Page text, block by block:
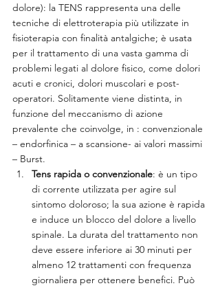
dolore): la TENS rappresenta una delle
tecniche di elettroterapia più utilizzate in
fisioterapia con finalità antalgiche; è usata
per il trattamento di una vasta gamma di
problemi legati al dolore fisico, come dolori
acuti e cronici, dolori muscolari e post-
operatori. Solitamente viene distinta, in
funzione del meccanismo di azione
prevalente che coinvolge, in : convenzionale
– endorfinica – a scansione- ai valori massimi
– Burst.
Tens rapida o convenzionale: è un tipo
di corrente utilizzata per agire sul
sintomo doloroso; la sua azione è rapida
e induce un blocco del dolore a livello
spinale. La durata del trattamento non
deve essere inferiore ai 30 minuti per
almeno 12 trattamenti con frequenza
giornaliera per ottenere benefici. Può